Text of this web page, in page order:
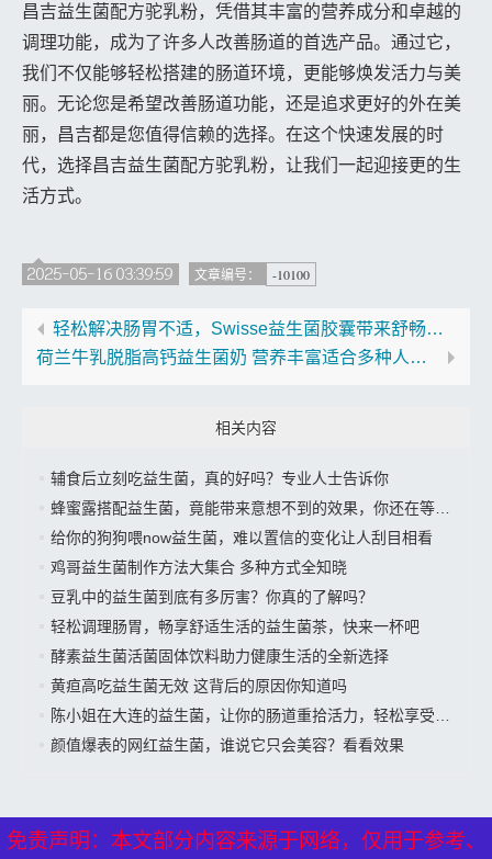
昌吉益生菌配方驼乳粉，凭借其丰富的营养成分和卓越的
调理功能，成为了许多人改善肠道的首选产品。通过它，
我们不仅能够轻松搭建的肠道环境，更能够焕发活力与美
丽。无论您是希望改善肠道功能，还是追求更好的外在美
丽，昌吉都是您值得信赖的选择。在这个快速发展的时
代，选择昌吉益生菌配方驼乳粉，让我们一起迎接更的生
活方式。
2025-05-16 03:39:59 文章编号： -10100
轻松解决肠胃不适，Swisse益生菌胶囊带来舒畅体验
荷兰牛乳脱脂高钙益生菌奶 营养丰富适合多种人群饮用
相关内容
辅食后立刻吃益生菌，真的好吗？专业人士告诉你
蜂蜜露搭配益生菌，竟能带来意想不到的效果，你还在等什么？
给你的狗狗喂now益生菌，难以置信的变化让人刮目相看
鸡哥益生菌制作方法大集合 多种方式全知晓
豆乳中的益生菌到底有多厉害？你真的了解吗？
轻松调理肠胃，畅享舒适生活的益生菌茶，快来一杯吧
酵素益生菌活菌固体饮料助力健康生活的全新选择
黄疸高吃益生菌无效 这背后的原因你知道吗
陈小姐在大连的益生菌，让你的肠道重拾活力，轻松享受美好生活”
颜值爆表的网红益生菌，谁说它只会美容？看看效果
免责声明：本文部分内容来源于网络，仅用于参考、
免责声明：本文部分内容来源于网络，仅用于参考、